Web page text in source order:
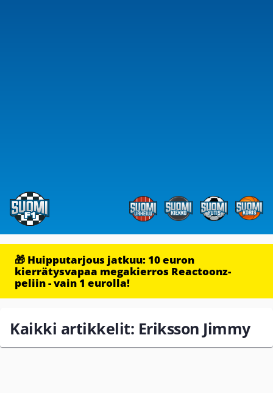
🎁 Huipputarjous jatkuu: 10 euron
kierrätysvapaa megakierros Reactoonz-
peliin - vain 1 eurolla!
Kaikki artikkelit: Eriksson Jimmy